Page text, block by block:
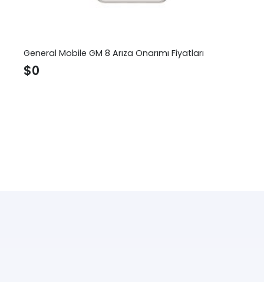
General Mobile GM 8 Arıza Onarımı Fiyatları
$0